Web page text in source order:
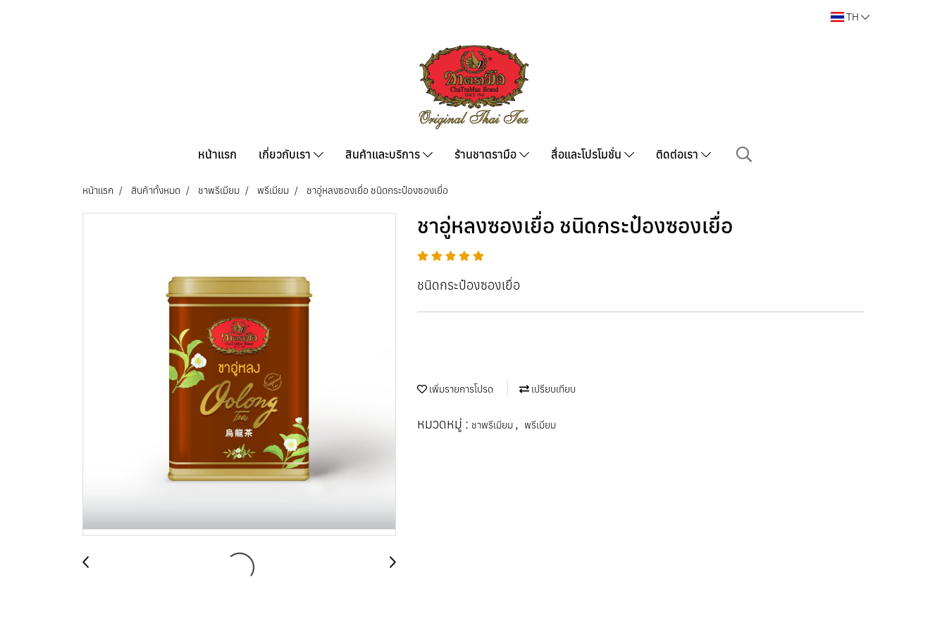
TH
หน้าแรก เกี่ยวกับเรา สินค้าและบริการ ร้านชาตรามือ สื่อและโปรโมชั่น ติดต่อเรา
หน้าแรก สินค้าทั้งหมด ชาพรีเมียม พรีเมียม ชาอู่หลงซองเยื่อ ชนิดกระป๋องซองเยื่อ
ชาอู่หลงซองเยื่อ ชนิดกระป๋องซองเยื่อ
ชนิดกระป๋องซองเยื่อ
เพิ่มรายการโปรด เปรียบเทียบ
หมวดหมู่ : ชาพรีเมียม , พรีเมียม